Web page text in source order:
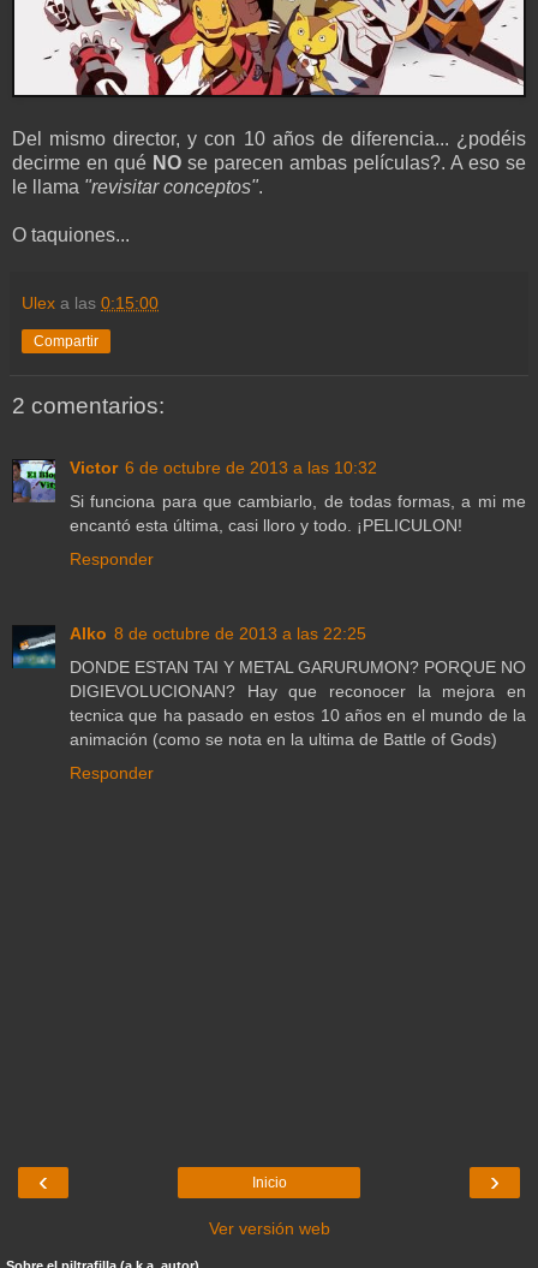
Del mismo director, y con 10 años de diferencia... ¿podéis
decirme en qué NO se parecen ambas películas?. A eso se
le llama "revisitar conceptos".
O taquiones...
Ulex a las 0:15:00
Compartir
2 comentarios:
Victor 6 de octubre de 2013 a las 10:32
Si funciona para que cambiarlo, de todas formas, a mi me
encantó esta última, casi lloro y todo. ¡PELICULON!
Responder
Alko 8 de octubre de 2013 a las 22:25
DONDE ESTAN TAI Y METAL GARURUMON? PORQUE NO
DIGIEVOLUCIONAN? Hay que reconocer la mejora en
tecnica que ha pasado en estos 10 años en el mundo de la
animación (como se nota en la ultima de Battle of Gods)
Responder
‹ ›
Inicio
Ver versión web